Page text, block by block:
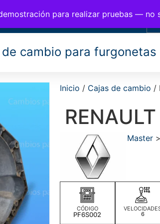
para realizar pruebas — no
PARA FURGONETAS
de cambio para furgonetas
Inicio / Cajas de cambio /
Master >
CÓDIGO
PF6S002 6